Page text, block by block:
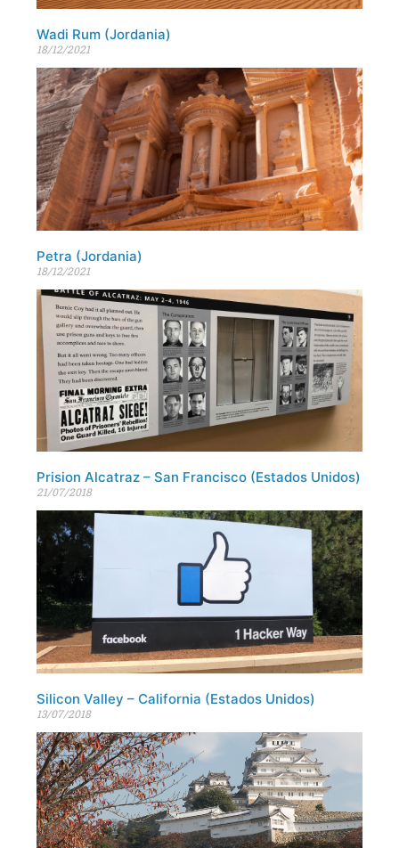
Wadi Rum (Jordania)
18/12/2021
Petra (Jordania)
18/12/2021
Prision Alcatraz – San Francisco (Estados Unidos)
21/07/2018
Silicon Valley – California (Estados Unidos)
13/07/2018